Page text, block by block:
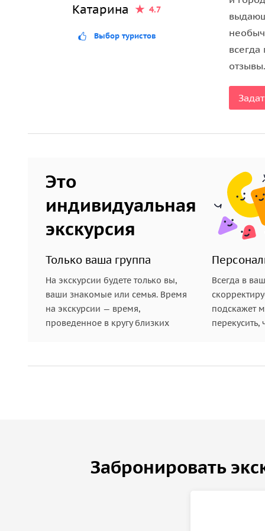
• где снимали фильмы «Берегись автомобиля»
• откуда протянулись первые телефонные
• где пел цыганский хор;
• холодильник с бородой — кто он?;
• где находится вход в метро Ивана Грозного.
Эти и множество других легенд и баек, вы
Катарина 4.7
Выбор туристов
отзывы.
Это
индивидуальная
экскурсия
Только ваша группа
На экскурсии будете только вы,
ваши знакомые или семья. Время
на экскурсии — время,
проведенное в кругу близких
Всегда в
подскажет
перекусить,
Забронировать